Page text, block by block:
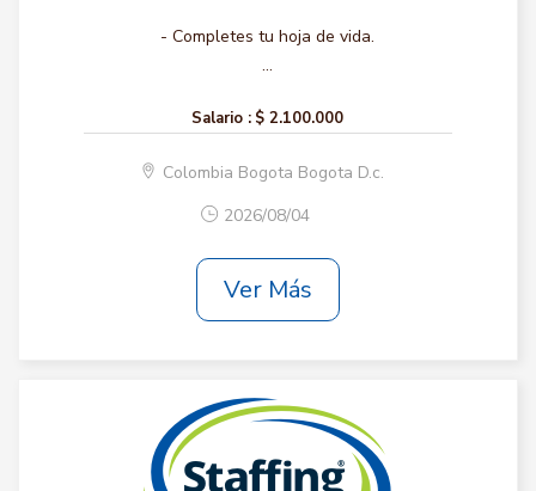
- Completes tu hoja de vida.
...
Salario : $ 2.100.000
Colombia Bogota Bogota D.c.
2026/08/04
Ver Más